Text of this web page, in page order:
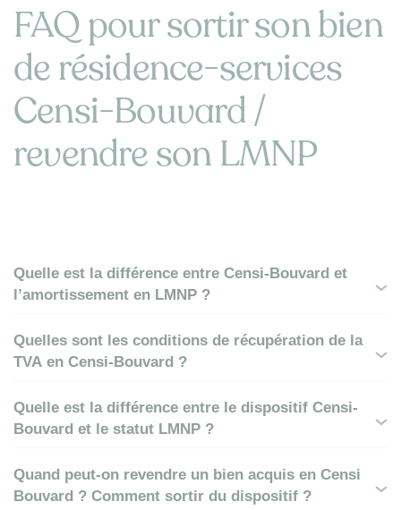
FAQ pour sortir son bien
de résidence-services
Censi-Bouvard /
revendre son LMNP
Quelle est la différence entre Censi-Bouvard et
l’amortissement en LMNP ?
Quelles sont les conditions de récupération de la
TVA en Censi-Bouvard ?
Quelle est la différence entre le dispositif Censi-
Bouvard et le statut LMNP ?
Quand peut-on revendre un bien acquis en Censi
Bouvard ? Comment sortir du dispositif ?